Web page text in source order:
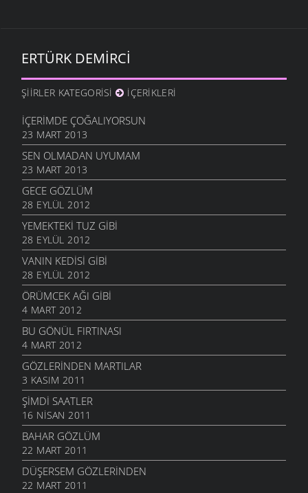
ERTÜRK DEMIRCI
ŞIIRLER KATEGORISI İÇERIKLERI
İÇERIMDE ÇOĞALIYORSUN
23 MART 2013
SEN OLMADAN UYUMAM
23 MART 2013
GECE GÖZLÜM
28 EYLÜL 2012
YEMEKTEKI TUZ GIBI
28 EYLÜL 2012
VANIN KEDISI GIBI
28 EYLÜL 2012
ÖRÜMCEK AĞI GIBI
4 MART 2012
BU GÖNÜL FIRTINASI
4 MART 2012
GÖZLERINDEN MARTILAR
3 KASIM 2011
ŞIMDI SAATLER
16 NISAN 2011
BAHAR GÖZLÜM
22 MART 2011
DÜŞERSEM GÖZLERINDEN
22 MART 2011